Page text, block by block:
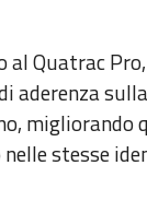
al Quatrac
aderenza
migliorando
stesse